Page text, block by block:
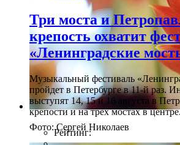
Фото: Сергей Николаев
Три моста и
крепость охватит
«Ленинградские
Музыкальный фестиваль
пройдет в Петербурге в 11-й раз.
выступят 14, 15 и 16 августа в
крепости и на трех мостах в
Рейтинг: